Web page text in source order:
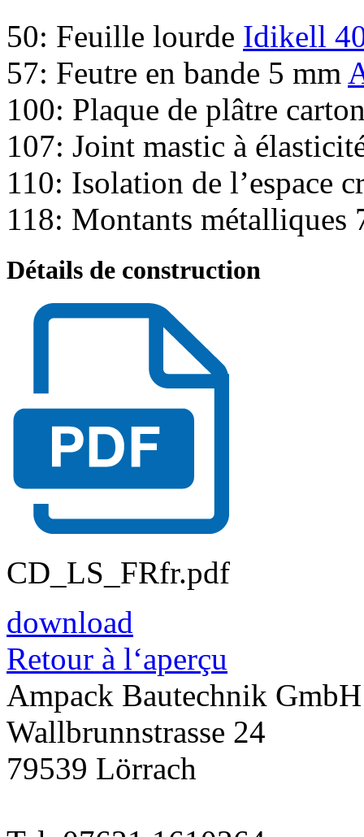
50: Feuille lourde Idikell
57: Feutre en bande 5 mm
100: Plaque de plâtre
107: Joint mastic à
110: Isolation de l’espace
118: Montants métalliques
Détails de construction
CD_LS_FRfr.pdf
download
Retour à l‘aperçu
Ampack Bautechnik GmbH
Wallbrunnstrasse 24
79539 Lörrach